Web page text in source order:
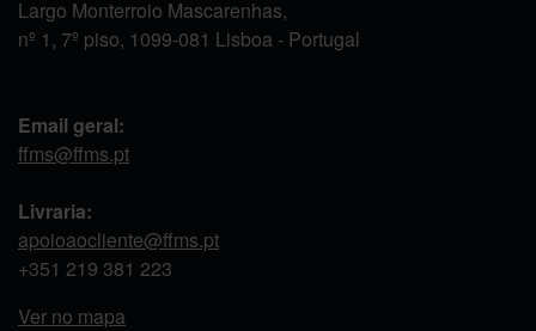
Largo Monterroio Mascarenhas,
nº 1, 7º piso, 1099-081 Lisboa - Portugal
Email geral:
ffms@ffms.pt
Livraria:
apoioaocliente@ffms.pt
+351 219 381 223
Ver no mapa